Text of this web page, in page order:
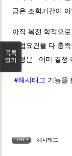
금은 조회기간이
아직 복전 학적으
졸업요건을 다 충
판정은 이미 결정
#해시태그 기능을
TAG • 해시태그
목록
열기